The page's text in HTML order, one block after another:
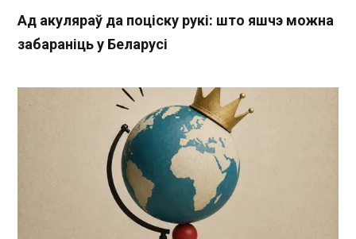
Ад акуляраў да поціску рукі: што яшчэ можна
забараніць у Беларусі